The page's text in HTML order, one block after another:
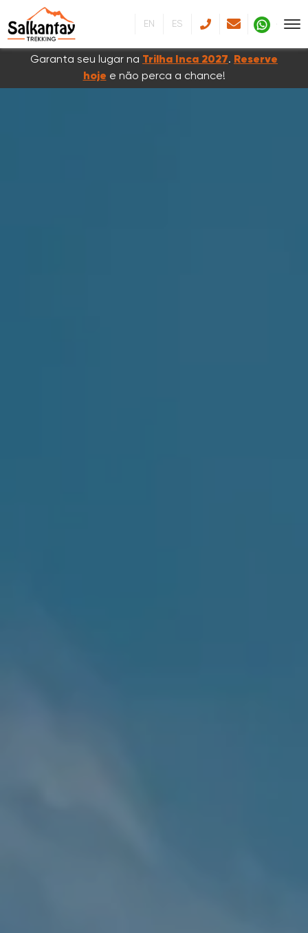
Garanta seu lugar na Trilha Inca 2027. Reserve
hoje e não perca a chance!
EN ES